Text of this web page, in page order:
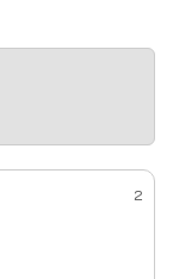
2